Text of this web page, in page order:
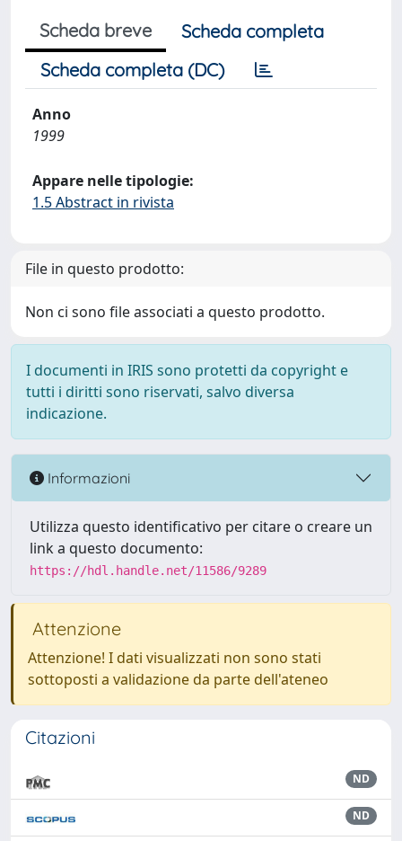
Scheda breve
Scheda completa
Scheda completa (DC)
Anno
1999
Appare nelle tipologie:
1.5 Abstract in rivista
File in questo prodotto:
Non ci sono file associati a questo prodotto.
I documenti in IRIS sono protetti da copyright e
tutti i diritti sono riservati, salvo diversa
indicazione.
Informazioni
Utilizza questo identificativo per citare o creare un
link a questo documento:
https://hdl.handle.net/11586/9289
Attenzione
Attenzione! I dati visualizzati non sono stati
sottoposti a validazione da parte dell'ateneo
Citazioni
ND
ND